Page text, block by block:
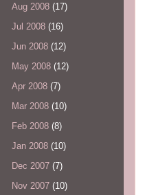
Aug 2008 (17)
Jul 2008 (16)
Jun 2008 (12)
May 2008 (12)
Apr 2008 (7)
Mar 2008 (10)
Feb 2008 (8)
Jan 2008 (10)
Dec 2007 (7)
Nov 2007 (10)